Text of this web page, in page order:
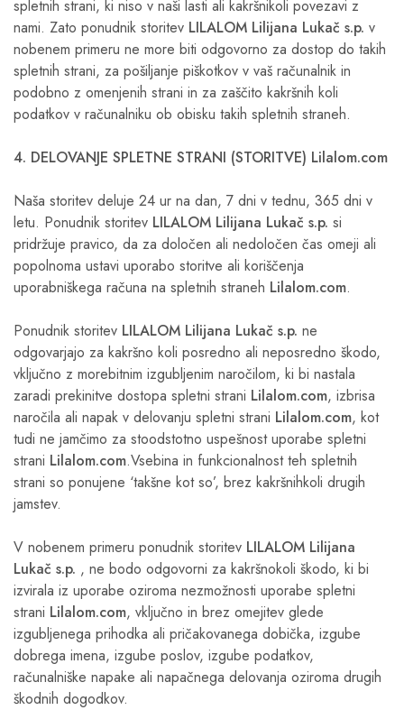
spletnih strani, ki niso v naši lasti ali kakršnikoli povezavi z
nami. Zato ponudnik storitev LILALOM Lilijana Lukač s.p. v
nobenem primeru ne more biti odgovorno za dostop do takih
spletnih strani, za pošiljanje piškotkov v vaš računalnik in
podobno z omenjenih strani in za zaščito kakršnih koli
podatkov v računalniku ob obisku takih spletnih straneh.
4. DELOVANJE SPLETNE STRANI (STORITVE) Lilalom.com
Naša storitev deluje 24 ur na dan, 7 dni v tednu, 365 dni v
letu. Ponudnik storitev LILALOM Lilijana Lukač s.p. si
pridržuje pravico, da za določen ali nedoločen čas omeji ali
popolnoma ustavi uporabo storitve ali koriščenja
uporabniškega računa na spletnih straneh Lilalom.com.
Ponudnik storitev LILALOM Lilijana Lukač s.p. ne
odgovarjajo za kakršno koli posredno ali neposredno škodo,
vključno z morebitnim izgubljenim naročilom, ki bi nastala
zaradi prekinitve dostopa spletni strani Lilalom.com, izbrisa
naročila ali napak v delovanju spletni strani Lilalom.com, kot
tudi ne jamčimo za stoodstotno uspešnost uporabe spletni
strani Lilalom.com.Vsebina in funkcionalnost teh spletnih
strani so ponujene ‘takšne kot so’, brez kakršnihkoli drugih
jamstev.
V nobenem primeru ponudnik storitev LILALOM Lilijana
Lukač s.p. , ne bodo odgovorni za kakršnokoli škodo, ki bi
izvirala iz uporabe oziroma nezmožnosti uporabe spletni
strani Lilalom.com, vključno in brez omejitev glede
izgubljenega prihodka ali pričakovanega dobička, izgube
dobrega imena, izgube poslov, izgube podatkov,
računalniške napake ali napačnega delovanja oziroma drugih
škodnih dogodkov.